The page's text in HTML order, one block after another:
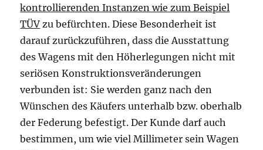
kontrollierenden Instanzen wie zum Beispiel
TÜV zu befürchten. Diese Besonderheit ist
darauf zurückzuführen, dass die Ausstattung
des Wagens mit den Höherlegungen nicht mit
seriösen Konstruktionsveränderungen
verbunden ist: Sie werden ganz nach den
Wünschen des Käufers unterhalb bzw. oberhalb
der Federung befestigt. Der Kunde darf auch
bestimmen, um wie viel Millimeter sein Wagen